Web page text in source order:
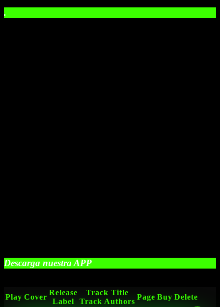
.
Descarga nuestra APP
Play Cover
Release
Label
Track Title
Track Authors
Page Buy Delete